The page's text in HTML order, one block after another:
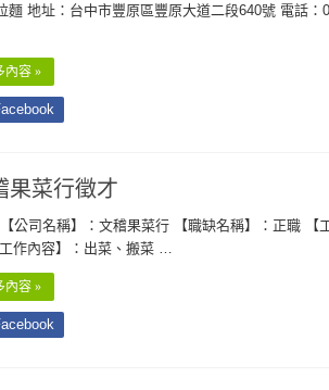
麵 地址：台中市豐原區豐原大道二段640號 電話
內容 »
果菜行徵才
【公司名稱】：文稽果菜行 【職缺名稱】：正職
作內容】：出菜、搬菜 …
內容 »